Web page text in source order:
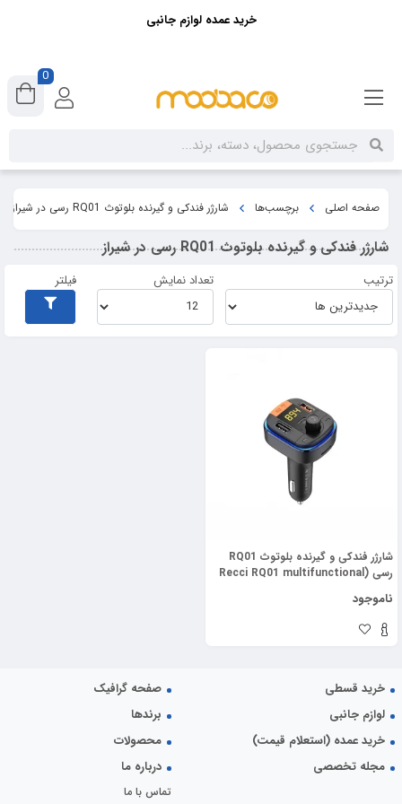
صفحه اصلی برچسب‌ها شارژر فندکی و گیرنده بلوتوث RQ01 رسی در شیراز
شارژر فندکی و گیرنده بلوتوث RQ01 رسی در شیراز
ترتیب تعداد نمایش فیلتر
شارژر فندکی و گیرنده بلوتوث RQ01
رسی (Recci RQ01 multifunctional
Bluetooth)
ناموجود
خرید قسطی
صفحه گرافیک
لوازم جانبی
برندها
خرید عمده (استعلام قیمت)
محصولات
مجله تخصصی
درباره ما
تماس با ما
خرید عمده لوازم جانبی
0